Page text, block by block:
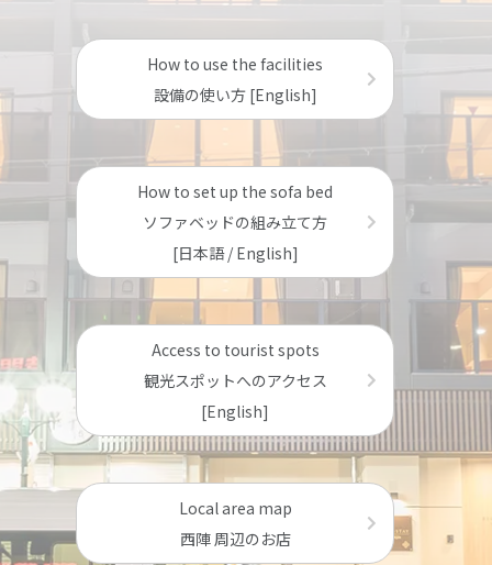
How to use the facilities
設備の使い方 [English]
How to set up the sofa bed
ソファベッドの組み立て方
[日本語 / English]
Access to tourist spots
観光スポットへのアクセス
[English]
Local area map
西陣 周辺のお店